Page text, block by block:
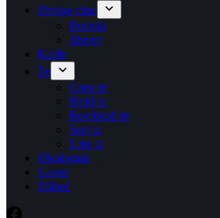
Øvrige vine
Portvin
Sherry
Kaffe
Te
Grøn te
Hvid te
Rooibush te
Sort te
Urte te
Økologisk
Gaver
Tilbud